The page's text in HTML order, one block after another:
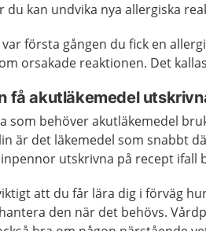
du kan undvika nya allergiska
första gången du fick en
orsakade reaktionen. Det
få akutläkemedel
som behöver akutläkemedel
är det läkemedel som snabbt
utskrivna på recept ifall
att du får lära dig i förväg
den när det behövs.